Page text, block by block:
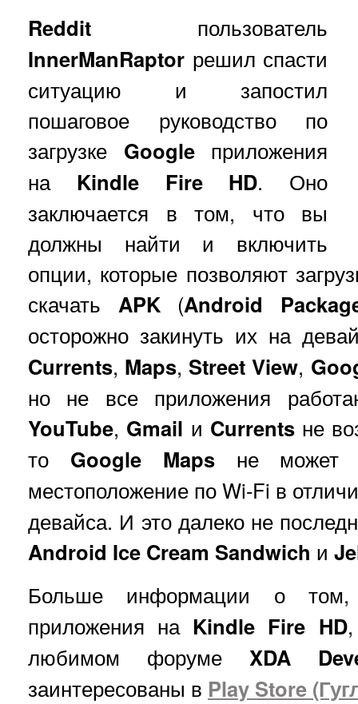
Reddit пользователь
InnerManRaptor решил спасти
ситуацию и запостил
пошаговое руководство по
загрузке Googleприложения
на Kindle Fire HD. Оно
заключается в том, что вы
должны найти и включить
опции, которые позволяют
скачать APK(Android
осторожно закинуть их на
Currents, Maps,Street View,
но не все приложения
YouTube, Gmail и Currentsне
то Google Mapsне может
местоположение по Wi-Fi в
девайса. И это далеко не
Android Ice Cream Sandwich и
Больше информации о
приложения на Kindle Fire HD
любимом форуме XDA
заинтересованы в Play Store